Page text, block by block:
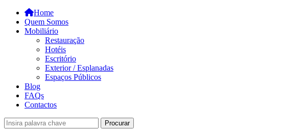
Home
Quem Somos
Mobiliário
Restauração
Hotéis
Escritório
Exterior / Esplanadas
Espaços Públicos
Blog
FAQs
Contactos
Procurar